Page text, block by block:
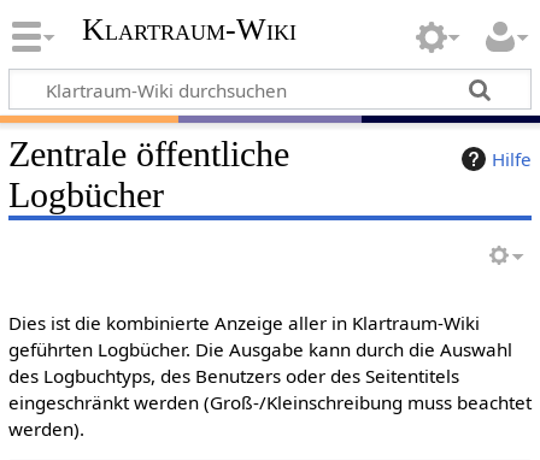
Klartraum-Wiki
Hilfe
Zentrale öffentliche
Logbücher
Dies ist die kombinierte Anzeige aller in Klartraum-Wiki
geführten Logbücher. Die Ausgabe kann durch die Auswahl
des Logbuchtyps, des Benutzers oder des Seitentitels
eingeschränkt werden (Groß-/Kleinschreibung muss beachtet
werden).